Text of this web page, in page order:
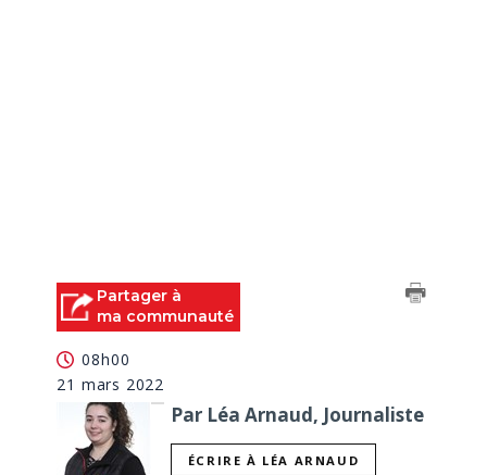
Partager à
ma communauté
08h00
21 mars 2022
Par Léa Arnaud, Journaliste
ÉCRIRE À LÉA ARNAUD